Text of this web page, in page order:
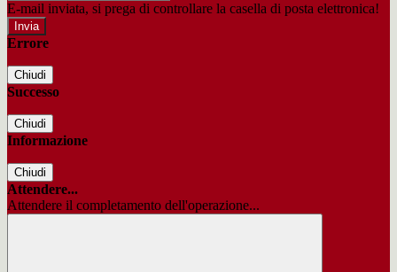
E-mail inviata, si prega di controllare la casella di posta elettronica!
Errore
Chiudi
Successo
Chiudi
Informazione
Chiudi
Attendere...
Attendere il completamento dell'operazione...